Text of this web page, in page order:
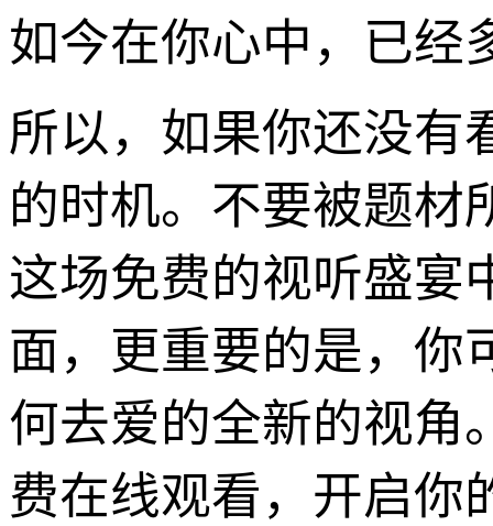
如今在你心中，已经
所以，如果你还没有
的时机。不要被题材
这场免费的视听盛宴
面，更重要的是，你
何去爱的全新的视角
费在线观看，开启你